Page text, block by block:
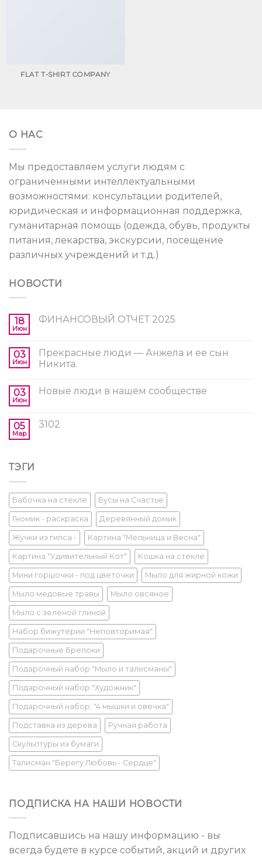
FLAT T-SHIRT COMPANY
О НАС
Мы предоставляем услуги людям с
ограниченными интеллектуальными
возможностями: консультации родителей,
юридическая и информационная поддержка,
гуманитарная помощь (одежда, обувь, продукты
питания, лекарства, экскурсии, посещение
различных учреждений и т.д.)
НОВОСТИ
18
Июн
ФИНАНСОВЫЙ ОТЧЕТ 2025
03
Июн
Прекрасные люди — Анжела и ее сын
Никита.
03
Июн
Новые люди в нашем сообществе
05
Мар
3102
ТЭГИ
Бабочка на стекле Бусы на Счастье
Гномик - раскраска Деревянный домик
Жучки из гипса - Картина "Мельница и Весна"
Картина "Удивительный Кот" Кошка на стекле
Мини горшочки - под цветочки Мыло для жирной кожи
Мыло медовые травы Мыло овсяное
Мыло с зеленой глиной
Набор бижутерии "Неповторимая"
Подарочные брелоки
Подарочный набор "Мыло и талисманы"
Подарочный набор "Художник"
Подарочный набор: "4 мышки и овечка"
Подставка из дерева Ручная работа
Скульптуры из бумаги
Талисман "Берегу Любовь - Сердце"
ПОДПИСКА НА НАШИ НОВОСТИ
Подписавшись на нашу информацию - вы
всегда будете в курсе событий, акций и других